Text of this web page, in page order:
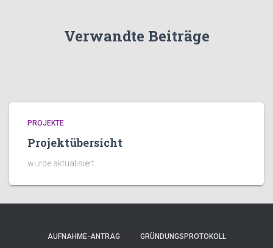
Verwandte Beiträge
PROJEKTE
Projektübersicht
wurde aktualisiert
AUFNAHME-ANTRAG GRÜNDUNGSPROTOKOLL